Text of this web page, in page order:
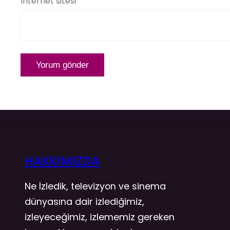
HAKKIMIZDA
Ne İzledik, televizyon ve sinema
dünyasına dair izlediğimiz,
izleyeceğimiz, izlememiz gereken